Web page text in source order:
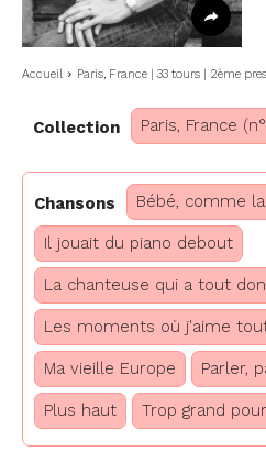
Accueil Paris, France | 33 tours | 2ème
Collection Paris, France
Chansons Bébé, comme
Il jouait du piano debout
La chanteuse qui a tout
Les moments où j'aime
Ma vieille Europe Parler,
Plus haut Trop grand